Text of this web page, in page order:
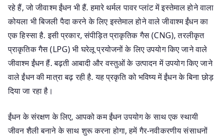
रहे हैं, जो जीवाश्म ईंधन भी हैं. हमारे थर्मल पावर प्लांट में इस्तेमाल होने वाला
कोयला भी बिजली पैदा करने के लिए इस्तेमाल होने वाले जीवाश्म ईंधन का
एक हिस्सा है. इसी प्रकार, संपीड़ित प्राकृतिक गैस (CNG), तरलीकृत
प्राकृतिक गैस (LPG) भी घरेलू प्रयोजनों के लिए उपयोग किए जाने वाले
जीवाश्म ईंधन हैं. बढ़ती आबादी और वस्तुओं के उत्पादन में उपयोग किए जाने
वाले ईंधन की मात्रा बढ़ रही है. यह प्रकृति को भविष्य में ईंधन के बिना छोड़
दिया जा रहा है।
ईंधन के संरक्षण के लिए, आपको कम ईंधन उपयोग के साथ एक स्थायी
जीवन शैली बनाने के साथ शुरू करना होगा, हमें गैर-नवीकरणीय संसाधनों